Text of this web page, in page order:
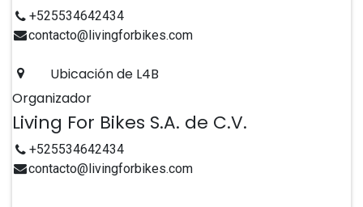
+525534642434
contacto@livingforbikes.com
Ubicación de L4B
Organizador
Living For Bikes S.A. de C.V.
+525534642434
contacto@livingforbikes.com